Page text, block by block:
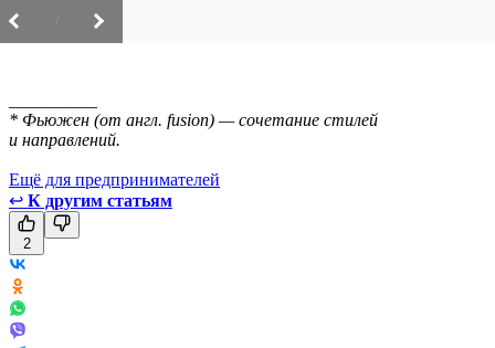
* Фьюжен (от англ. fusion) — сочетание стилей
и направлений.
Ещё для предпринимателей
↩ К другим статьям
2